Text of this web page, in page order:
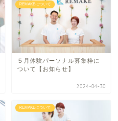
REMAKEについて
５月体験パーソナル募集枠に
ついて【お知らせ】
2024-04-30
REMAKEについて